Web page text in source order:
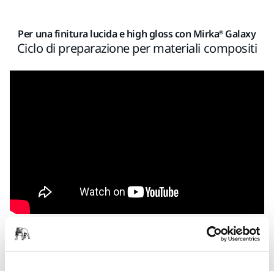
Per una finitura lucida e high gloss con Mirka® Galaxy
Ciclo di preparazione per materiali compositi
Il taglio rapido e la finitura estremamente omogenea di